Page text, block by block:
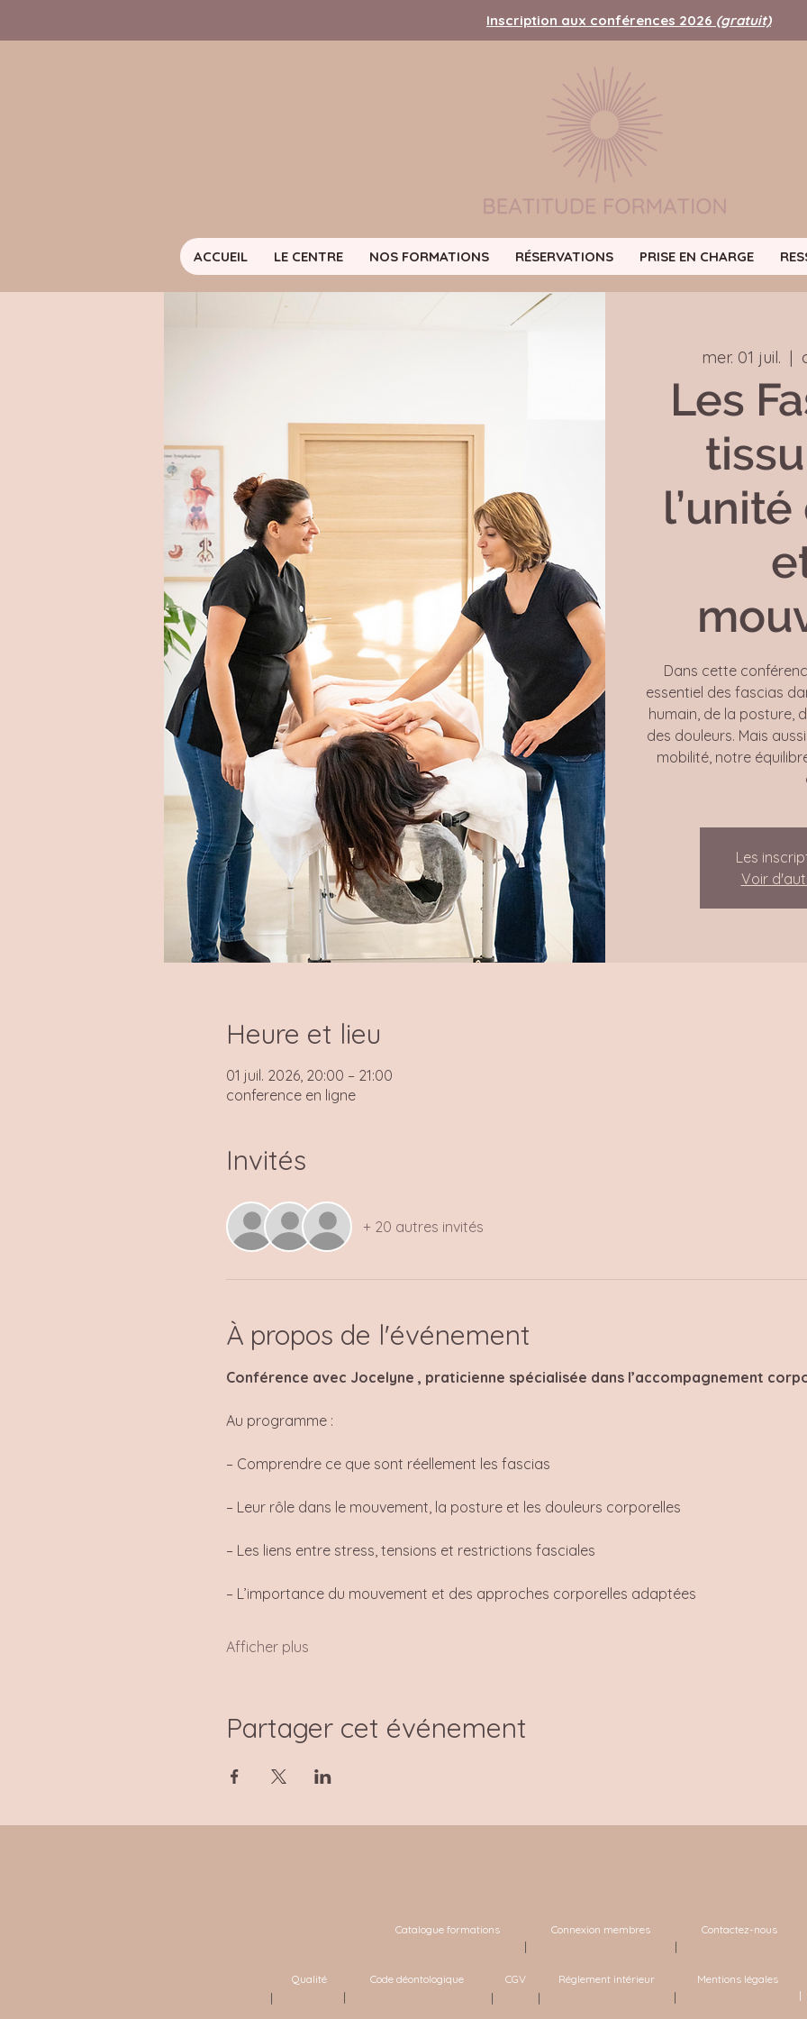
Inscription aux conférences 2026 (gratuit)
ACCUEIL LE CENTRE NOS FORMATIONS RÉSERVATIONS PRISE EN CHARGE
mer. 01 juil.
  |
Les
Dans cette
essentiel des fascias
humain, de la posture,
des douleurs. Mais
mobilité, notre
Les
Voir
Heure et lieu
01 juil. 2026, 20:00 – 21:00
conference en ligne
Invités
+ 20 autres invités
À propos de l'événement
Conférence avec Jocelyne , praticienne spécialisée dans l’accompagnement
Au programme :
– Comprendre ce que sont réellement les fascias
– Leur rôle dans le mouvement, la posture et les douleurs corporelles
– Les liens entre stress, tensions et restrictions fasciales
– L’importance du mouvement et des approches corporelles adaptées
Afficher plus
Partager cet événement
Catalogue formations Connexion membres Contactez-nous
Qualité Code déontologique CGV Réglement intérieur
Mentions légales
|